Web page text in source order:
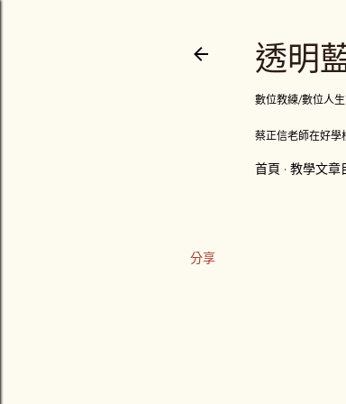
透明
數位教練/數位人
蔡正信老師在好學
首頁 教學文章
分享